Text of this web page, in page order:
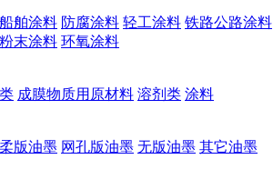
船舶涂料 防腐涂料 轻工涂料 铁路公路涂料
粉末涂料 环氧涂料
成膜物质用原材料 溶剂类 涂料
柔版油墨 网孔版油墨 无版油墨 其它油墨